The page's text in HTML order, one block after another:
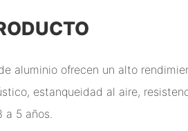
aluminio ofrecen un alto
estanqueidad al aire,
a 5 años.